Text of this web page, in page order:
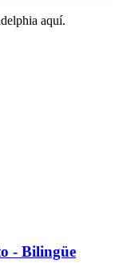
aquí.
- Bilingüe